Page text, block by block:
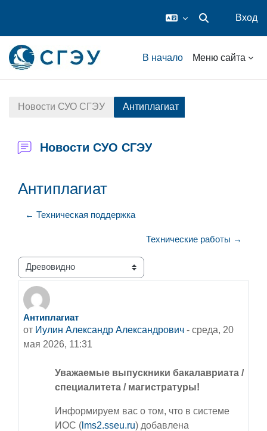
Изменить
Вход
В начало Меню сайта
Новости СУО СГЭУ Антиплагиат
Новости СУО СГЭУ
Антиплагиат
← Техническая поддержка
Технические работы →
Режим отображения
Антиплагиат
от Иулин Александр Александрович - среда, 20
мая 2026, 11:31
Количество ответов: 0
Уважаемые выпускники бакалавриата /
специалитета / магистратуры!
Информируем вас о том, что в системе
ИОС ( lms2.sseu.ru) добавлена